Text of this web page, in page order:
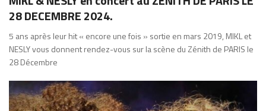
28 DECEMBRE 2024.
5 ans après leur hit « encore une fois » sortie en mars 2019, MIKL et
NESLY vous donnent rendez-vous sur la scène du Zénith de PARIS le
28 Décembre